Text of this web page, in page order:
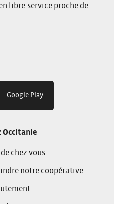
libre-service proche de
Google Play
Occitanie
de chez vous
notre coopérative